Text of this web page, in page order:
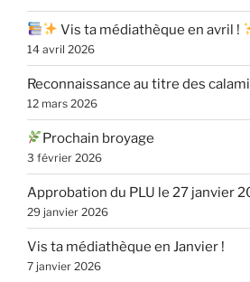
Vis ta médiathèque en avril !
14 avril 2026
Reconnaissance au titre des
12 mars 2026
Prochain broyage
3 février 2026
Approbation du PLU le 27 janvier
29 janvier 2026
Vis ta médiathèque en Janvier !
7 janvier 2026